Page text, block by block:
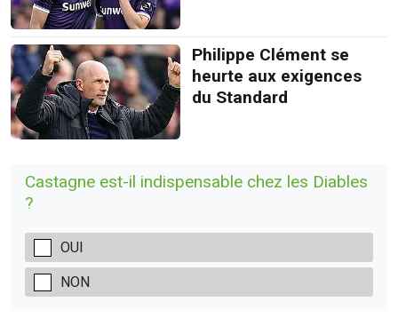
Philippe Clément se
heurte aux exigences
du Standard
Castagne est-il indispensable chez les Diables
?
OUI
NON